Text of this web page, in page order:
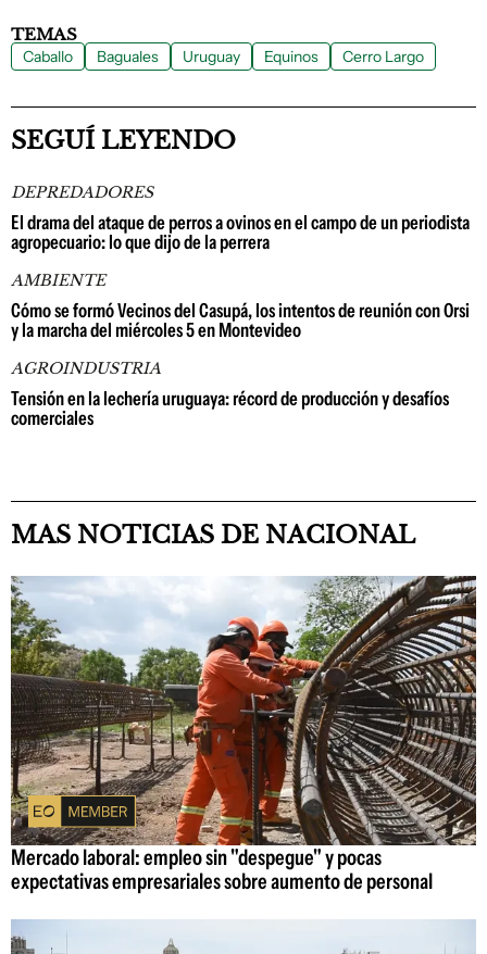
TEMAS
Caballo Baguales Uruguay Equinos Cerro Largo
SEGUÍ LEYENDO
DEPREDADORES
El drama del ataque de perros a ovinos en el campo de un periodista
agropecuario: lo que dijo de la perrera
AMBIENTE
Cómo se formó Vecinos del Casupá, los intentos de reunión con Orsi
y la marcha del miércoles 5 en Montevideo
AGROINDUSTRIA
Tensión en la lechería uruguaya: récord de producción y desafíos
comerciales
MAS NOTICIAS DE NACIONAL
Mercado laboral: empleo sin "despegue" y pocas
expectativas empresariales sobre aumento de personal